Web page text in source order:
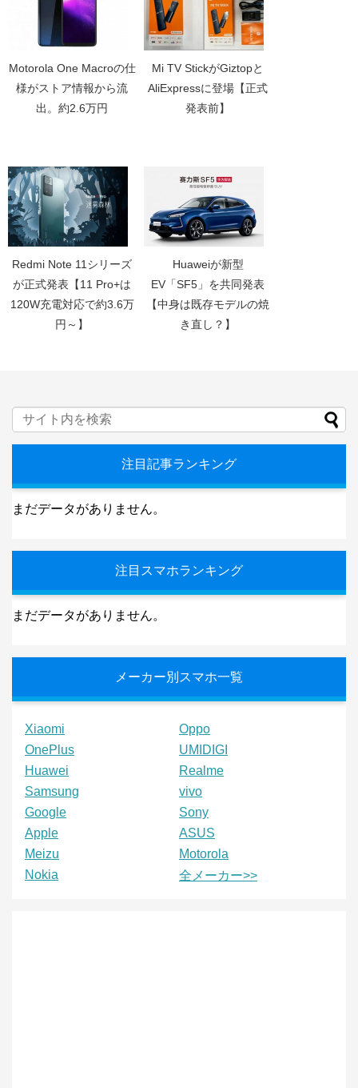
Motorola One Macroの仕
様がストア情報から流
出。約2.6万円
Mi TV StickがGiztopと
AliExpressに登場【正式
発表前】
Redmi Note 11シリーズ
が正式発表【11 Pro+は
120W充電対応で約3.6万
円～】
Huaweiが新型
EV「SF5」を共同発表
【中身は既存モデルの焼
き直し？】
注目記事ランキング
まだデータがありません。
注目スマホランキング
まだデータがありません。
メーカー別スマホ一覧
Xiaomi
Oppo
OnePlus
UMIDIGI
Huawei
Realme
Samsung
vivo
Google
Sony
Apple
ASUS
Meizu
Motorola
Nokia
全メーカー>>